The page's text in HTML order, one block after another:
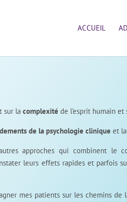
ACCUEIL
sur la complexité de l’esprit humain et
de la psychologie clinique et
approches qui combinent le
leurs effets rapides et parfois
mes patients sur les chemins